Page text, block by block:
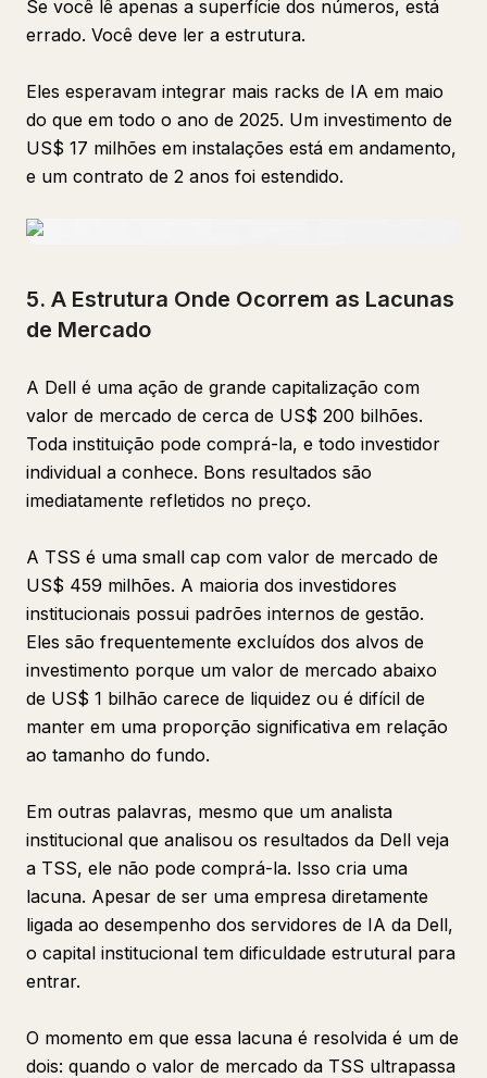
Se você lê apenas a superfície dos números, está
errado. Você deve ler a estrutura.
Eles esperavam integrar mais racks de IA em maio
do que em todo o ano de 2025. Um investimento de
US$ 17 milhões em instalações está em andamento,
e um contrato de 2 anos foi estendido.
5. A Estrutura Onde Ocorrem as Lacunas
de Mercado
A Dell é uma ação de grande capitalização com
valor de mercado de cerca de US$ 200 bilhões.
Toda instituição pode comprá-la, e todo investidor
individual a conhece. Bons resultados são
imediatamente refletidos no preço.
A TSS é uma small cap com valor de mercado de
US$ 459 milhões. A maioria dos investidores
institucionais possui padrões internos de gestão.
Eles são frequentemente excluídos dos alvos de
investimento porque um valor de mercado abaixo
de US$ 1 bilhão carece de liquidez ou é difícil de
manter em uma proporção significativa em relação
ao tamanho do fundo.
Em outras palavras, mesmo que um analista
institucional que analisou os resultados da Dell veja
a TSS, ele não pode comprá-la. Isso cria uma
lacuna. Apesar de ser uma empresa diretamente
ligada ao desempenho dos servidores de IA da Dell,
o capital institucional tem dificuldade estrutural para
entrar.
O momento em que essa lacuna é resolvida é um de
dois: quando o valor de mercado da TSS ultrapassa